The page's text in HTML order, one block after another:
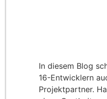
In diesem Blog
16-Entwicklern
Projektpartner.